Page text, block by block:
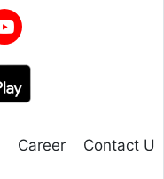
Career Contact Us